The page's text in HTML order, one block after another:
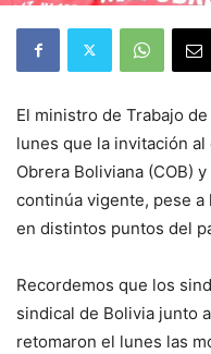
El ministro de Trabajo
lunes que la invitación
Obrera Boliviana (COB)
continúa vigente, pese
en distintos puntos del
Recordemos que los
sindical de Bolivia junto
retomaron el lunes las